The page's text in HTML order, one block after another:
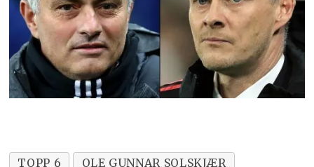
TOPP 6
OLE GUNNAR SOLSKJÆR